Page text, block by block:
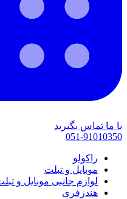
با ما تماس بگیرید
051-91010350
راکولو
موبایل و تبلت
لوازم جانبی موبایل و تبلت
هندزفری